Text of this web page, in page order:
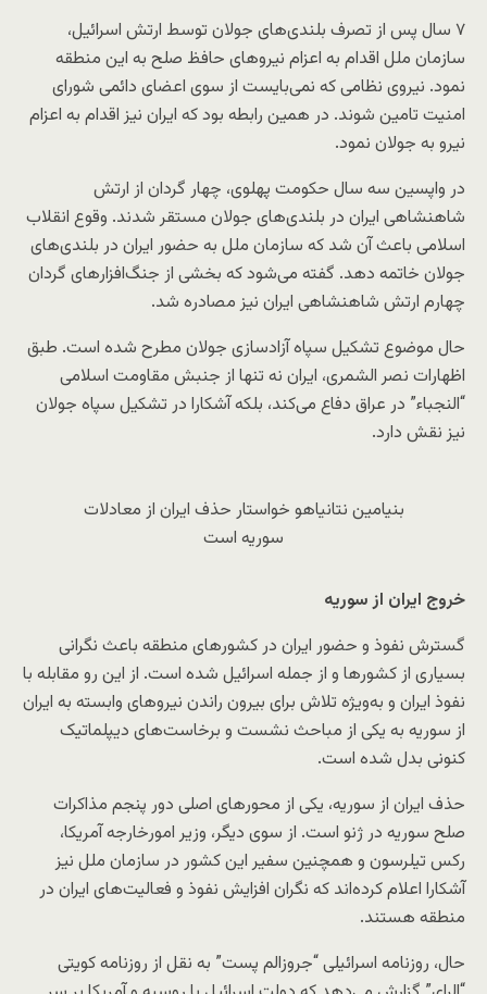
۷ سال پس از تصرف بلندی‌های جولان توسط ارتش اسرائیل،
سازمان ملل اقدام به اعزام نیروهای حافظ صلح به این منطقه
نمود. نیروی نظامی که نمی‌بایست از سوی اعضای دائمی شورای
امنیت تامین شوند. در همین رابطه بود که ایران نیز اقدام به اعزام
نیرو به جولان نمود.
در واپسین سه سال حکومت پهلوی، چهار گردان از ارتش
شاهنشاهی ایران در بلندی‌های جولان مستقر شدند. وقوع انقلاب
اسلامی باعث آن شد که سازمان ملل به حضور ایران در بلندی‌های
جولان خاتمه دهد. گفته می‌شود که بخشی از جنگ‌افزارهای گردان
چهارم ارتش شاهنشاهی ایران نیز مصادره شد.
حال موضوع تشکیل سپاه آزادسازی جولان مطرح شده است. طبق
اظهارات نصر الشمری، ایران نه تنها از جنبش مقاومت اسلامی
“النجباء” در عراق دفاع می‌کند، بلکه آشکارا در تشکیل سپاه جولان
نیز نقش دارد.
بنیامین نتانیاهو خواستار حذف ایران از معادلات
سوریه است
خروج ایران از سوریه
گسترش نفوذ و حضور ایران در کشورهای منطقه باعث نگرانی
بسیاری از کشورها و از جمله اسرائیل شده است. از این رو مقابله با
نفوذ ایران و به‌ویژه تلاش برای بیرون راندن نیروهای وابسته به ایران
از سوریه به یکی از مباحث نشست و برخاست‌های دیپلماتیک
کنونی بدل شده است.
حذف ایران از سوریه، یکی از محورهای اصلی دور پنجم مذاکرات
صلح سوریه در ژنو است. از سوی دیگر، وزیر امورخارجه آمریکا،
رکس تیلرسون و همچنین سفیر این کشور در سازمان ملل نیز
آشکارا اعلام کرده‌اند که نگران افزایش نفوذ و فعالیت‌های ایران در
منطقه هستند.
حال، روزنامه اسرائیلی “جروزالم پست” به نقل از روزنامه کویتی